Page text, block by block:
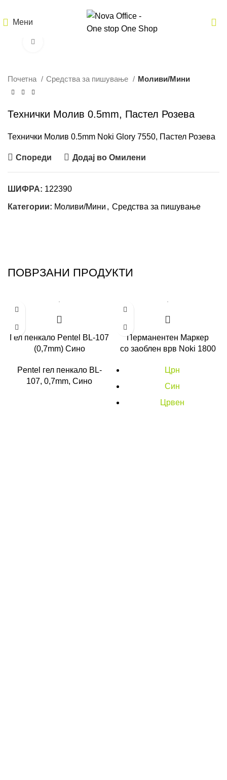
Мени
Почетна Средства за пишување Моливи/Мини
Технички Молив 0.5mm, Пастел Розева
Технички Молив 0.5mm Noki Glory 7550, Пастел Розева
Спореди Додај во Омилени
ШИФРА: 122390
Категории: Моливи/Мини , Средства за пишување
ПОВРЗАНИ ПРОДУКТИ
Гел пенкало Pentel BL-107
(0,7mm) Сино
Pentel гел пенкало BL-
107, 0,7mm, Сино
Перманентен Маркер
со заоблен врв Noki 1800
Црн
Син
Црвен